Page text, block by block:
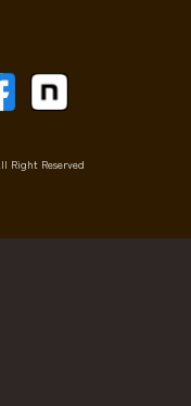
Right Reserved